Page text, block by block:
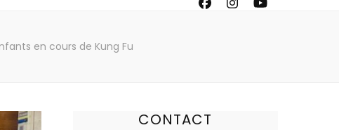
en cours de Kung Fu
CONTACT